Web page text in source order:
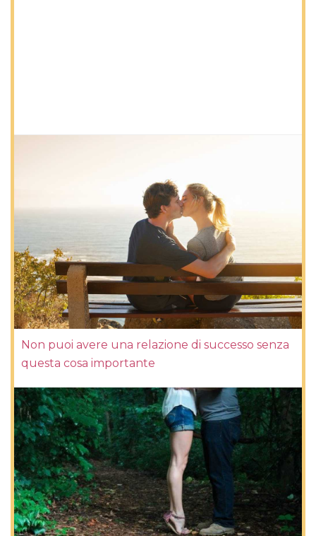
Non puoi avere una relazione di successo senza
questa cosa importante